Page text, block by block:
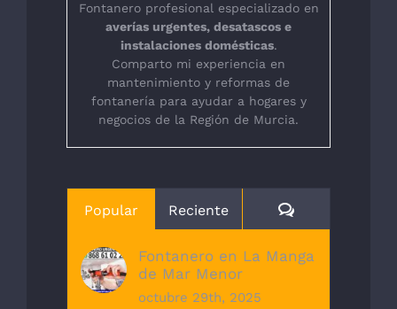
Fontanero profesional especializado en
averías urgentes, desatascos e
instalaciones domésticas.
Comparto mi experiencia en
mantenimiento y reformas de
fontanería para ayudar a hogares y
negocios de la Región de Murcia.
Popular Reciente Comentarios
Fontanero en La Manga
de Mar Menor
octubre 29th, 2025